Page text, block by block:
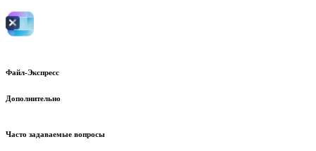
Файл-Экспресс
Дополнительно
Часто задаваемые вопросы